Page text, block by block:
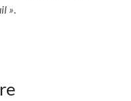
»